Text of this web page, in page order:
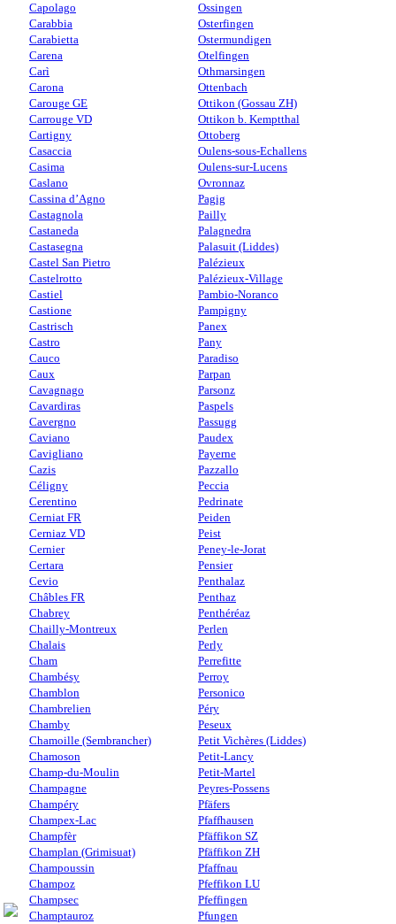
Capolago
Carabbia
Carabietta
Carena
Carì
Carona
Carouge GE
Carrouge VD
Cartigny
Casaccia
Casima
Caslano
Cassina d’Agno
Castagnola
Castaneda
Castasegna
Castel San Pietro
Castelrotto
Castiel
Castione
Castrisch
Castro
Cauco
Caux
Cavagnago
Cavardiras
Cavergno
Caviano
Cavigliano
Cazis
Céligny
Cerentino
Cerniat FR
Cerniaz VD
Cernier
Certara
Cevio
Châbles FR
Chabrey
Chailly-Montreux
Chalais
Cham
Chambésy
Chamblon
Chambrelien
Chamby
Chamoille (Sembrancher)
Chamoson
Champ-du-Moulin
Champagne
Champéry
Champex-Lac
Champfèr
Champlan (Grimisuat)
Champoussin
Champoz
Champsec
Champtauroz
Ossingen
Osterfingen
Ostermundigen
Otelfingen
Othmarsingen
Ottenbach
Ottikon (Gossau ZH)
Ottikon b. Kemptthal
Ottoberg
Oulens-sous-Echallens
Oulens-sur-Lucens
Ovronnaz
Pagig
Pailly
Palagnedra
Palasuit (Liddes)
Palézieux
Palézieux-Village
Pambio-Noranco
Pampigny
Panex
Pany
Paradiso
Parpan
Parsonz
Paspels
Passugg
Paudex
Payerne
Pazzallo
Peccia
Pedrinate
Peiden
Peist
Peney-le-Jorat
Pensier
Penthalaz
Penthaz
Penthéréaz
Perlen
Perly
Perrefitte
Perroy
Personico
Péry
Peseux
Petit Vichères (Liddes)
Petit-Lancy
Petit-Martel
Peyres-Possens
Pfäfers
Pfaffhausen
Pfäffikon SZ
Pfäffikon ZH
Pfaffnau
Pfeffikon LU
Pfeffingen
Pfungen